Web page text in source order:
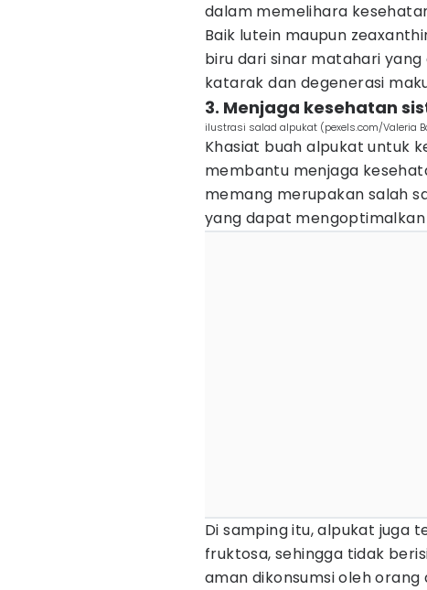
dalam memelihara
Baik lutein maupun
biru dari sinar matahari
katarak dan degenerasi
3. Menjaga kesehatan
ilustrasi salad alpukat (pexels.com/Valeria
Khasiat buah alpukat untuk
membantu menjaga
memang merupakan salah
yang dapat
Di samping itu, alpukat juga
fruktosa, sehingga tidak
aman dikonsumsi oleh